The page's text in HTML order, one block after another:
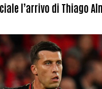
l’arrivo di Thiago